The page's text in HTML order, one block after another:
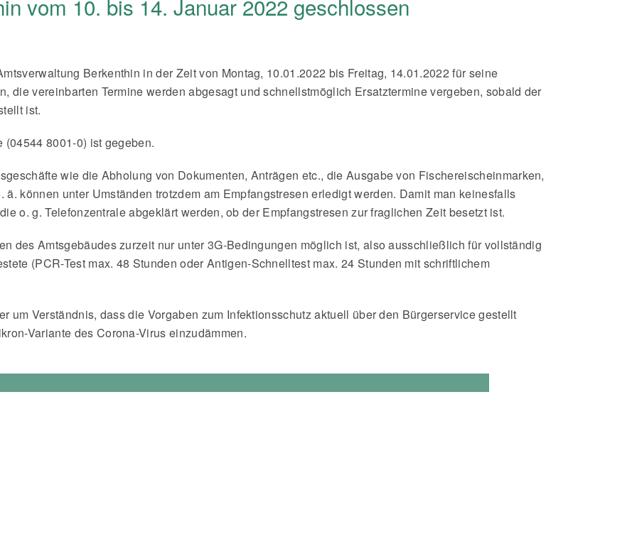
vom 10. bis 14. Januar 2022 geschlossen
Berkenthin in der Zeit von Montag, 10.01.2022 bis Freitag, 14.01.2022 für seine
die vereinbarten Termine werden abgesagt und schnellstmöglich Ersatztermine vergeben, sobald der
ist.
8001-0) ist gegeben.
wie die Abholung von Dokumenten, Anträgen etc., die Ausgabe von Fischereischeinmarken,
können unter Umständen trotzdem am Empfangstresen erledigt werden. Damit man keinesfalls
o. g. Telefonzentrale abgeklärt werden, ob der Empfangstresen zur fraglichen Zeit besetzt ist.
des Amtsgebäudes zurzeit nur unter 3G-Bedingungen möglich ist, also ausschließlich für vollständig
(PCR-Test max. 48 Stunden oder Antigen-Schnelltest max. 24 Stunden mit schriftlichem
um Verständnis, dass die Vorgaben zum Infektionsschutz aktuell über den Bürgerservice gestellt
Variante des Corona-Virus einzudämmen.